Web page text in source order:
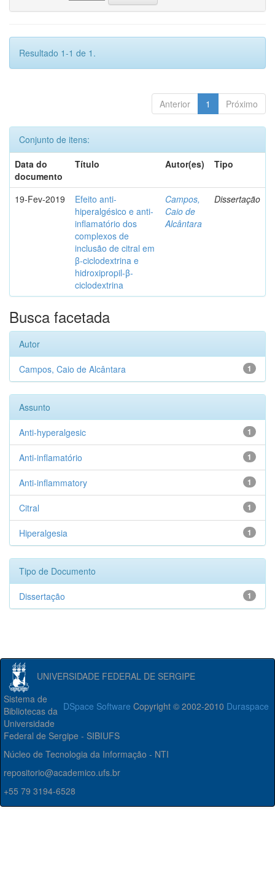
Resultado 1-1 de 1.
Anterior 1 Próximo
Conjunto de itens:
Data do
documento
Título Autor(es) Tipo
19-Fev-2019
Efeito anti-
hiperalgésico e anti-
inflamatório dos
complexos de
inclusão de citral em
β-ciclodextrina e
hidroxipropil-β-
ciclodextrina
Campos,
Caio de
Alcântara
Dissertação
Busca facetada
Autor
1
Campos, Caio de Alcântara
Assunto
1
Anti-hyperalgesic
1
Anti-inflamatório
1
Anti-inflammatory
1
Citral
1
Hiperalgesia
Tipo de Documento
1
Dissertação
UNIVERSIDADE FEDERAL DE SERGIPE
DSpace Software Copyright © 2002-2010 Duraspace
Sistema de
Bibliotecas da
Universidade
Federal de Sergipe - SIBIUFS
Núcleo de Tecnologia da Informação - NTI
repositorio@academico.ufs.br
+55 79 3194-6528